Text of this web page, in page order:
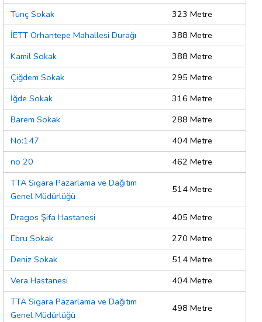
Tunç Sokak
323 Metre
İETT Orhantepe Mahallesi Durağı
388 Metre
Kamil Sokak
388 Metre
Çiğdem Sokak
295 Metre
İğde Sokak
316 Metre
Barem Sokak
288 Metre
No:147
404 Metre
no 20
462 Metre
TTA Sigara Pazarlama ve Dağıtım
Genel Müdürlüğü
514 Metre
Dragos Şifa Hastanesi
405 Metre
Ebru Sokak
270 Metre
Deniz Sokak
514 Metre
Vera Hastanesi
404 Metre
TTA Sigara Pazarlama ve Dağıtım
Genel Müdürlüğü
498 Metre